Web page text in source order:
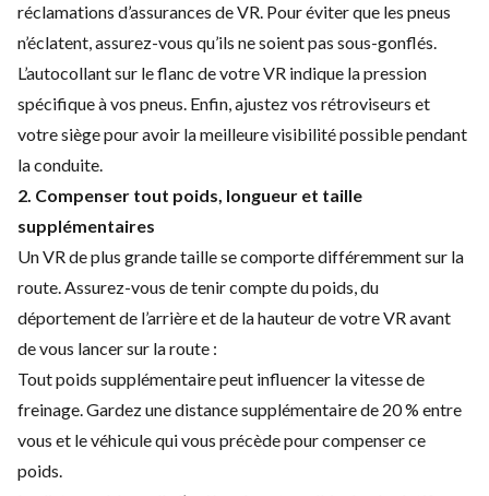
réclamations d’assurances de VR. Pour éviter que les pneus
n’éclatent, assurez-vous qu’ils ne soient pas sous-gonflés.
L’autocollant sur le flanc de votre VR indique la pression
spécifique à vos pneus. Enfin, ajustez vos rétroviseurs et
votre siège pour avoir la meilleure visibilité possible pendant
la conduite.
2. Compenser tout poids, longueur et taille
supplémentaires
Un VR de plus grande taille se comporte différemment sur la
route. Assurez-vous de tenir compte du poids, du
déportement de l’arrière et de la hauteur de votre VR avant
de vous lancer sur la route :
Tout poids supplémentaire peut influencer la vitesse de
freinage. Gardez une distance supplémentaire de 20 % entre
vous et le véhicule qui vous précède pour compenser ce
poids.